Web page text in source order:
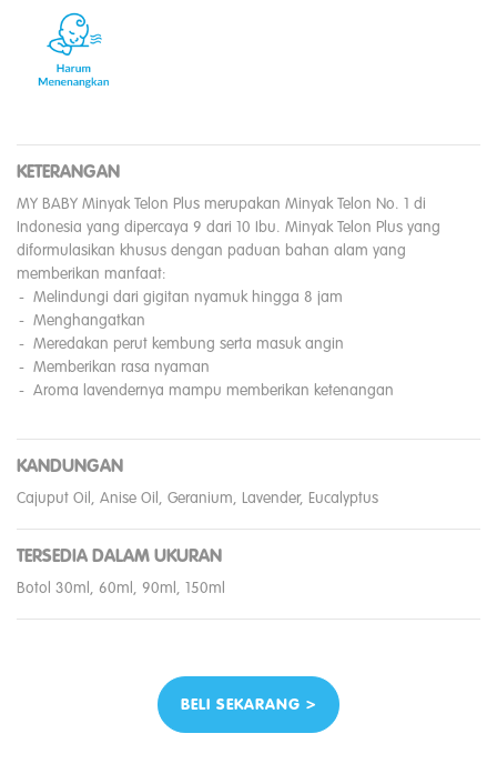
KETERANGAN
MY BABY Minyak Telon Plus merupakan Minyak Telon No. 1 di
Indonesia yang dipercaya 9 dari 10 Ibu. Minyak Telon Plus yang
diformulasikan khusus dengan paduan bahan alam yang
memberikan manfaat:
Melindungi dari gigitan nyamuk hingga 8 jam
Menghangatkan
Meredakan perut kembung serta masuk angin
Memberikan rasa nyaman
Aroma lavendernya mampu memberikan ketenangan
KANDUNGAN
Cajuput Oil, Anise Oil, Geranium, Lavender, Eucalyptus
TERSEDIA DALAM UKURAN
Botol 30ml, 60ml, 90ml, 150ml
BELI SEKARANG >